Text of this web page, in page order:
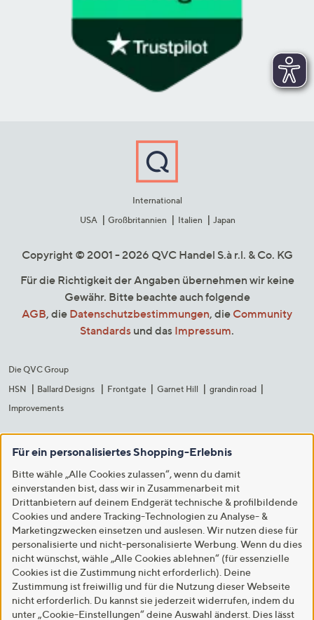
International
USA
Großbritannien Italien Japan
Copyright © 2001 - 2026 QVC Handel S.à r.l. & Co. KG
Für die Richtigkeit der Angaben übernehmen wir keine
Gewähr. Bitte beachte auch folgende
AGB, die Datenschutzbestimmungen, die Community
Standards und das Impressum.
Die QVC Group
HSN
Ballard Designs Frontgate Garnet Hill
grandin road
Improvements
Für ein personalisiertes Shopping-Erlebnis
Bitte wähle „Alle Cookies zulassen“, wenn du damit
einverstanden bist, dass wir in Zusammenarbeit mit
Drittanbietern auf deinem Endgerät technische & profilbildende
Cookies und andere Tracking-Technologien zu Analyse- &
Marketingzwecken einsetzen und auslesen. Wir nutzen diese für
personalisierte und nicht-personalisierte Werbung. Wenn du dies
nicht wünschst, wähle „Alle Cookies ablehnen“ (für essenzielle
Cookies ist die Zustimmung nicht erforderlich). Deine
Zustimmung ist freiwillig und für die Nutzung dieser Webseite
nicht erforderlich. Du kannst sie jederzeit widerrufen, indem du
unter „Cookie-Einstellungen“ deine Auswahl änderst. Dies lässt